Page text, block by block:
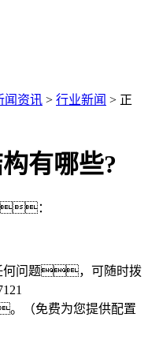
闻资讯 > 行业新闻 > 正
有哪些?
：
何问题，可随时拨
。（免费为您提供配置